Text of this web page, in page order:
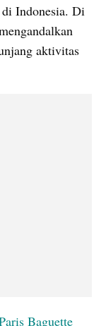
di Indonesia. Di
aktivitas
Baguette